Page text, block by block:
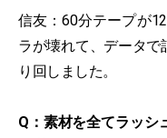
信友：60分テープが
ラが壊れて、データ
り回しました。
Q：素材を全てラッシ